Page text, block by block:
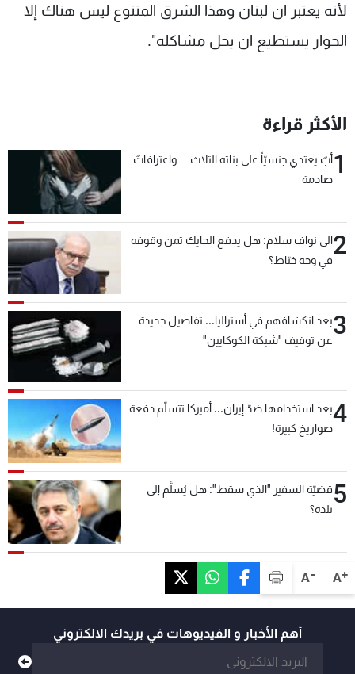
A+
A-
لأنه يعتبر ان لبنان وهذا الشرق المتنوع ليس هناك إلا
الحوار يستطيع ان يحل مشاكله".
الأكثر قراءة
1أبٌ يعتدي جنسيّاً على بناته الثلاث… واعترافاتٌ
صادمة
2الى نواف سلام: هل يدفع الحايك ثمن وقوفه
في وجه خيّاط؟
3بعد انكشافهم في أستراليا... تفاصيل جديدة
عن توقيف "شبكة الكوكايين"
4بعد استخدامها ضدّ إيران... أميركا تتسلّم دفعة
صواريخ كبيرة!
5قضيّة السفير "الذي سقط": هل يُسلَّم إلى
بلده؟
أهم الأخبار و الفيديوهات في بريدك الالكتروني